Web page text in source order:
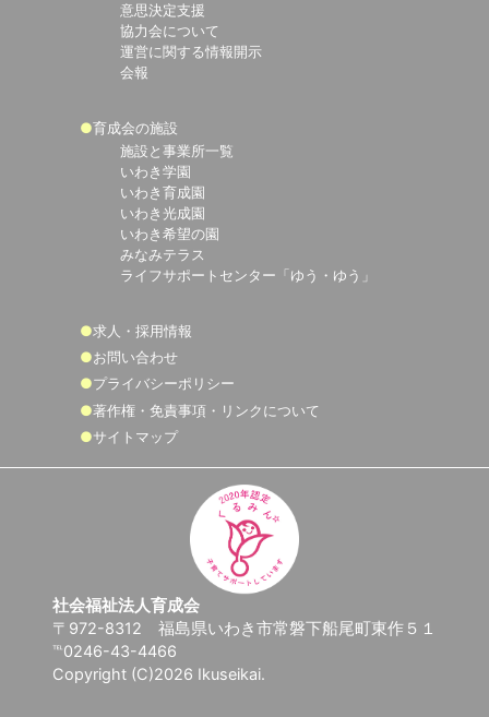
意思決定支援
協力会について
運営に関する情報開示
会報
育成会の施設
施設と事業所一覧
いわき学園
いわき育成園
いわき光成園
いわき希望の園
みなみテラス
ライフサポートセンター「ゆう・ゆう」
求人・採用情報
お問い合わせ
プライバシーポリシー
著作権・免責事項・リンクについて
サイトマップ
社会福祉法人育成会
〒972-8312 福島県いわき市常磐下船尾町東作５１
℡0246-43-4466
Copyright (C)2026 Ikuseikai.